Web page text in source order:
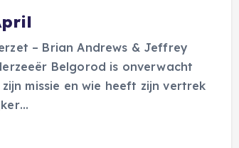
– Brian Andrews & Jeffrey
Belgorod is onverwacht
missie en wie heeft zijn vertrek